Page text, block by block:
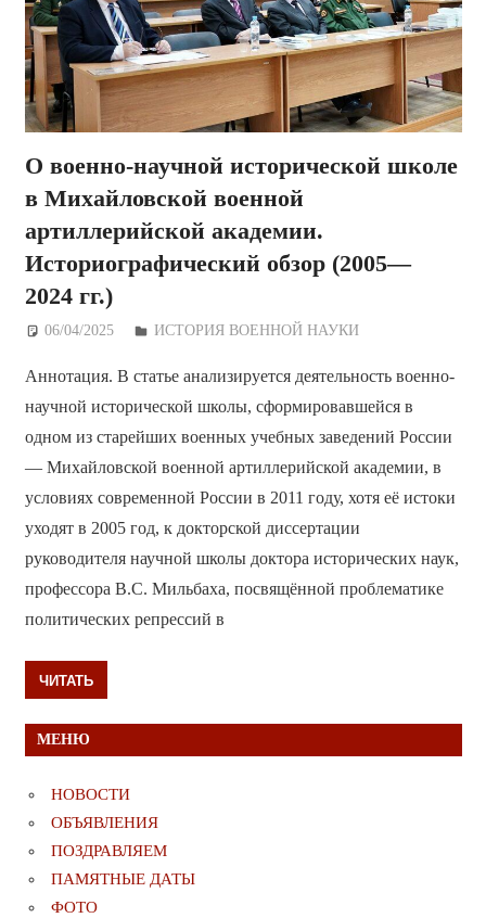
О военно-научной исторической школе
в Михайловской военной
артиллерийской академии.
Историографический обзор (2005—
2024 гг.)
06/04/2025 Дежурный по Редакции
ИСТОРИЯ ВОЕННОЙ НАУКИ
Аннотация. В статье анализируется деятельность военно-
научной исторической школы, сформировавшейся в
одном из старейших военных учебных заведений России
— Михайловской военной артиллерийской академии, в
условиях современной России в 2011 году, хотя её истоки
уходят в 2005 год, к докторской диссертации
руководителя научной школы доктора исторических наук,
профессора В.С. Мильбаха, посвящённой проблематике
политических репрессий в
ЧИТАТЬ
МЕНЮ
НОВОСТИ
ОБЪЯВЛЕНИЯ
ПОЗДРАВЛЯЕМ
ПАМЯТНЫЕ ДАТЫ
ФОТО